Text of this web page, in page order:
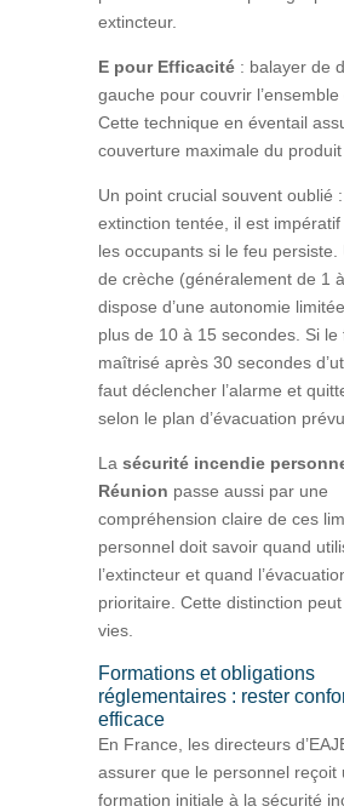
extincteur.
E pour Efficacité: balayer de
gauche pour couvrir l’ensemble
Cette technique en éventail
couverture maximale du
Un point crucial souvent oublié
extinction tentée, il est impératif
les occupants si le feu persiste.
de crèche (généralement de 1
dispose d’une autonomie
plus de 10 à 15 secondes. Si le
maîtrisé après 30 secondes
faut déclencher l’alarme et
selon le plan d’évacuation
La sécurité incendie
Réunion passe aussi par une
compréhension claire de ces
personnel doit savoir quand
l’extincteur et quand
prioritaire. Cette distinction
vies.
Formations et obligations
réglementaires : rester
efficace
En France, les directeurs
assurer que le personnel reçoit
formation initiale à la sécurité